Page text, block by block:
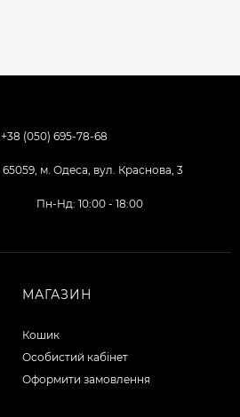
+38 (050) 695-78-68
65059, м. Одеса, вул. Краснова, 3
Пн-Нд: 10:00 - 18:00
МАГАЗИН
Кошик
Особистий кабінет
Оформити замовлення